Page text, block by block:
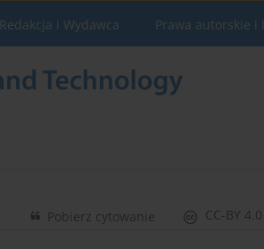
Redakcja i Wydawca Prawa autorskie i
CC-BY 4.0
Pobierz cytowanie